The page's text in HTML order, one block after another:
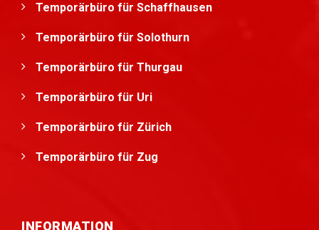
Temporärbüro für Schaffhausen
Temporärbüro für Solothurn
Temporärbüro für Thurgau
Temporärbüro für Uri
Temporärbüro für Zürich
Temporärbüro für Zug
INFORMATION